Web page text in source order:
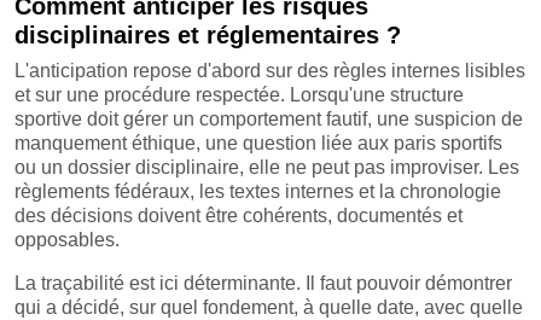
Comment anticiper les risques
disciplinaires et réglementaires ?
L'anticipation repose d'abord sur des règles internes lisibles
et sur une procédure respectée. Lorsqu'une structure
sportive doit gérer un comportement fautif, une suspicion de
manquement éthique, une question liée aux paris sportifs
ou un dossier disciplinaire, elle ne peut pas improviser. Les
règlements fédéraux, les textes internes et la chronologie
des décisions doivent être cohérents, documentés et
opposables.
La traçabilité est ici déterminante. Il faut pouvoir démontrer
qui a décidé, sur quel fondement, à quelle date, avec quelle